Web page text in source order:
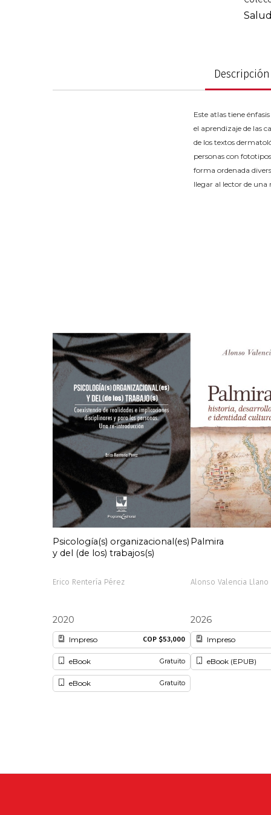
imágenes
Salud
Descripción
Este atlas tiene
el aprendizaje de las
de los textos
personas con
forma ordenada
llegar al lector de una
Psicología(s) organizacional(es)
y del (de los) trabajos(s)
Erico Rentería Pérez
2020
Impreso COP $53,000
eBook Gratuito
eBook Gratuito
Palmira
Alonso Valencia Llano
2026
Impreso
eBook (EPUB)